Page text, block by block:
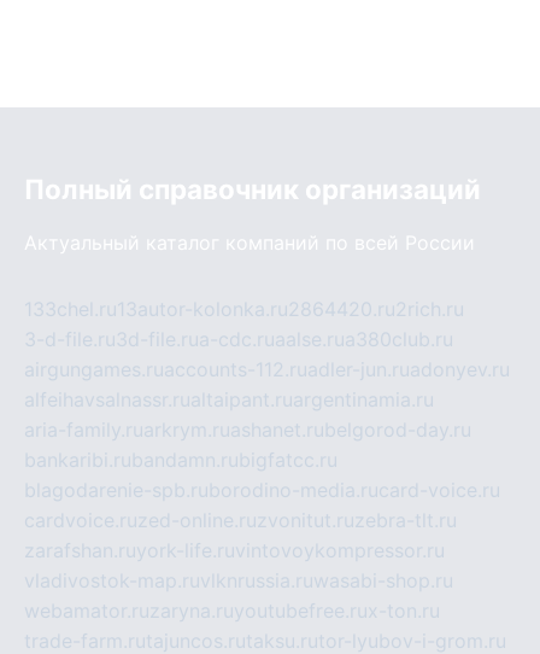
Полный справочник организаций
Актуальный каталог компаний по всей России
133chel.ru13autor-kolonka.ru2864420.ru2rich.ru
3-d-file.ru3d-file.rua-cdc.ruaalse.rua380club.ru
airgungames.ruaccounts-112.ruadler-jun.ruadonyev.ru
alfeihavsalnassr.rualtaipant.ruargentinamia.ru
aria-family.ruarkrym.ruashanet.rubelgorod-day.ru
bankaribi.rubandamn.rubigfatcc.ru
blagodarenie-spb.ruborodino-media.rucard-voice.ru
cardvoice.ruzed-online.ruzvonitut.ruzebra-tlt.ru
zarafshan.ruyork-life.ruvintovoykompressor.ru
vladivostok-map.ruvlknrussia.ruwasabi-shop.ru
webamator.ruzaryna.ruyoutubefree.rux-ton.ru
trade-farm.rutajuncos.rutaksu.rutor-lyubov-i-grom.ru